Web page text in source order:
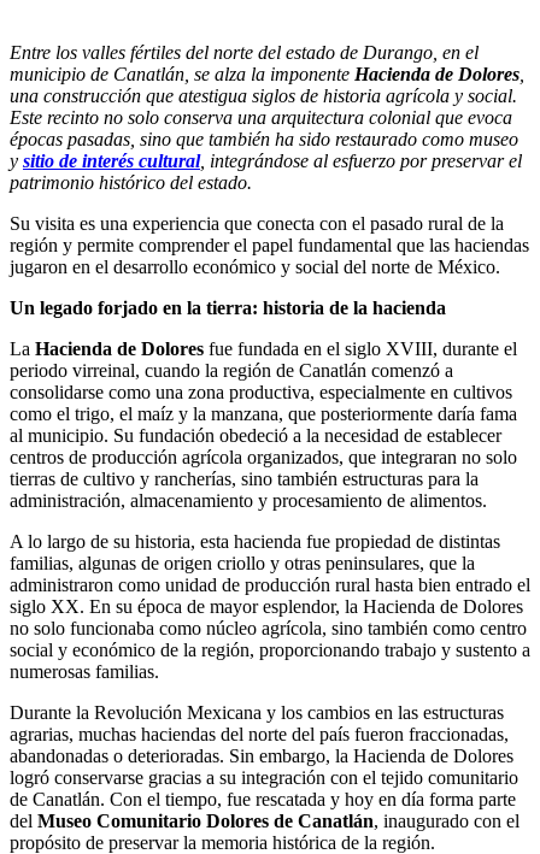
Entre los valles fértiles del norte del estado de Durango, en el
municipio de Canatlán, se alza la imponente Hacienda de Dolores
una construcción que atestigua siglos de historia agrícola y social.
Este recinto no solo conserva una arquitectura colonial que evoca
épocas pasadas, sino que también ha sido restaurado como museo
y sitio de interés cultural, integrándose al esfuerzo por preservar el
patrimonio histórico del estado.
Su visita es una experiencia que conecta con el pasado rural de la
región y permite comprender el papel fundamental que las haciendas
jugaron en el desarrollo económico y social del norte de México.
Un legado forjado en la tierra: historia de la hacienda
La Hacienda de Dolores fue fundada en el siglo XVIII, durante el
periodo virreinal, cuando la región de Canatlán comenzó a
consolidarse como una zona productiva, especialmente en cultivos
como el trigo, el maíz y la manzana, que posteriormente daría fama
al municipio. Su fundación obedeció a la necesidad de establecer
centros de producción agrícola organizados, que integraran no solo
tierras de cultivo y rancherías, sino también estructuras para la
administración, almacenamiento y procesamiento de alimentos.
A lo largo de su historia, esta hacienda fue propiedad de distintas
familias, algunas de origen criollo y otras peninsulares, que la
administraron como unidad de producción rural hasta bien entrado el
siglo XX. En su época de mayor esplendor, la Hacienda de Dolores
no solo funcionaba como núcleo agrícola, sino también como centro
social y económico de la región, proporcionando trabajo y sustento a
numerosas familias.
Durante la Revolución Mexicana y los cambios en las estructuras
agrarias, muchas haciendas del norte del país fueron fraccionadas,
abandonadas o deterioradas. Sin embargo, la Hacienda de Dolores
logró conservarse gracias a su integración con el tejido comunitario
de Canatlán. Con el tiempo, fue rescatada y hoy en día forma parte
del Museo Comunitario Dolores de Canatlán, inaugurado con el
propósito de preservar la memoria histórica de la región.